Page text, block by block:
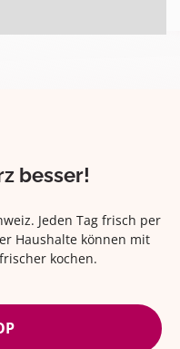
besser!
Jeden Tag frisch per
Haushalte können mit
kochen.